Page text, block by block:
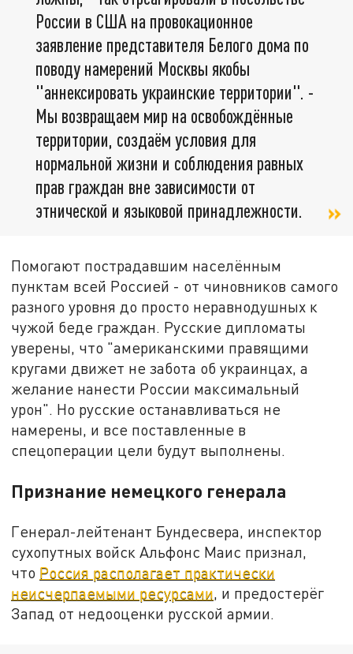
России в США на провокационное
заявление представителя Белого дома по
поводу намерений Москвы якобы
"аннексировать украинские территории". -
Мы возвращаем мир на освобождённые
территории, создаём условия для
нормальной жизни и соблюдения равных
прав граждан вне зависимости от
этнической и языковой принадлежности.
Помогают пострадавшим населённым
пунктам всей Россией - от чиновников самого
разного уровня до просто неравнодушных к
чужой беде граждан. Русские дипломаты
уверены, что "американскими правящими
кругами движет не забота об украинцах, a
желание нанести России максимальный
урон". Но русские останавливаться не
намерены, и все поставленные в
спецоперации цели будут выполнены.
Признание немецкого генерала
Генерал-лейтенант Бундесвера, инспектор
сухопутных войск Альфонс Маис признал,
что Россия располагает практически
неисчерпаемыми ресурсами, и предостерёг
Запад от недооценки русской армии.